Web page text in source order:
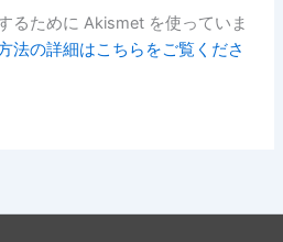
るために Akismet を使っていま
法の詳細はこちらをご覧くださ